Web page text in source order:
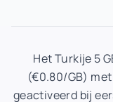
Het Turkije 5
(€0.80/GB)
geactiveerd bij